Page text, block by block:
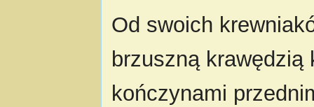
Od swoich
brzuszną krawędzią
kończynami